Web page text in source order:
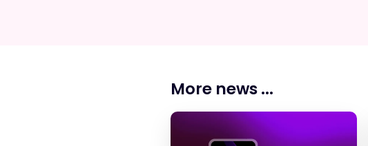
More news ...